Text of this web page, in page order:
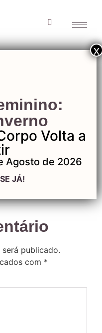
publicado.
com *
Volta a
Agosto de 2026
JÁ!
x